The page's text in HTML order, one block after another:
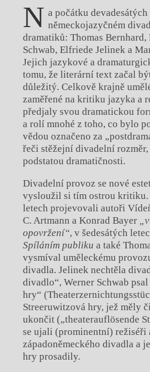
N a počátku
německojazyčném
dramatiků: Thomas Bernhard,
Schwab, Elfriede Jelinek a
Jejich jazykové a
tomu, že literární text začal
důležitý. Celkově krajně
zaměřené na kritiku jazyka a
předjaly svou dramatickou
a rolí mnohé z toho, co bylo
vědou označeno za
řeči stěžejní divadelní
podstatou dramatičnosti.
Divadelní provoz se nové
vysloužil si tím ostrou kritiku.
letech projevovali autoři
C. Artmann a Konrad Bayer
opovržení“, v šedesátých
Spíláním publiku a také
vysmíval uměleckému
divadla. Jelinek nechtěla
divadlo“, Werner Schwab
hry“
Streeruwitzová hry, jež měly
ukončit („theaterauflösende
se ujali (prominentní) režiséři
západoněmeckého divadla a
hry prosadily.